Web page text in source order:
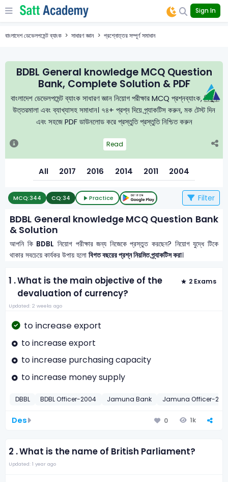
Sign In
বাংলাদেশ ডেভেলপমেন্ট ব্যাংক সাধারণ জ্ঞান প্রশ্নোত্তর সম্পূর্ণ সমাধান
BDBL General knowledge MCQ Question
Bank, Complete Solution & PDF
বাংলাদেশ ডেভেলপমেন্ট ব্যাংক সাধারণ জ্ঞান নিয়োগ পরীক্ষার MCQ প্রশ্নব্যাংক, নির্ভুল
উত্তরমালা এবং ব্যাখ্যাসহ সমাধান। ৭৪+ প্রশ্ন দিয়ে প্র্যাকটিস করুন, মক টেস্ট দিন
এবং সহজে PDF ডাউনলোড করে প্রস্তুতি প্রস্তুতি নিশ্চিত করুন
Read
All 2017 2016 2014 2011 2004
MCQ:344 CQ:34 Practice Filter
BDBL General knowledge MCQ Question Bank
& Solution
আপনি কি BDBL নিয়োগ পরীক্ষার জন্য নিজেকে প্রস্তুত করছেন? নিয়োগ যুদ্ধে টিকে
থাকার সবচেয়ে কার্যকর উপায় হলোবিগত বছরের প্রশ্ন নিয়মিত প্র্যাকটিস করা।
1 .What is the main objective of the
devaluation of currency?
2 Exams
Updated: 2 weeks ago
to increase export
to increase export
to increase purchasing capacity
to increase money supply
DBBL BDBL Officer-2004 Jamuna Bank Jamuna Officer-
Des 0 1k
2 .What is the name of British Parliament?
Updated: 1 year ago